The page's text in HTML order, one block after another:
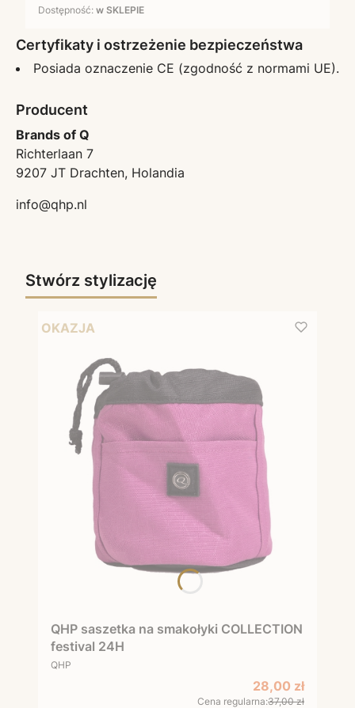
Dostępność: w SKLEPIE
Certyfikaty i ostrzeżenie bezpieczeństwa
Posiada oznaczenie CE (zgodność z normami UE).
Producent
Brands of Q
Richterlaan 7
9207 JT Drachten, Holandia
info@qhp.nl
Stwórz stylizację
OKAZJA
QHP saszetka na smakołyki COLLECTION
festival 24H
PRODUCENT
QHP
Cena
28,00 zł
Cena regularna:37,00 zł